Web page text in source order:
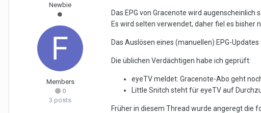
Newbie
Members
0
3 posts
Das EPG von Gracenote wird
Es wird selten verwendet, daher fiel es bisher
Das Auslösen eines (manuellen) EPG-
Die üblichen Verdächtigen habe ich geprüft:
eyeTV meldet: Gracenote-Abo geht
Little Snitch steht für eyeTV auf
Früher in diesem Thread wurde angeregt die